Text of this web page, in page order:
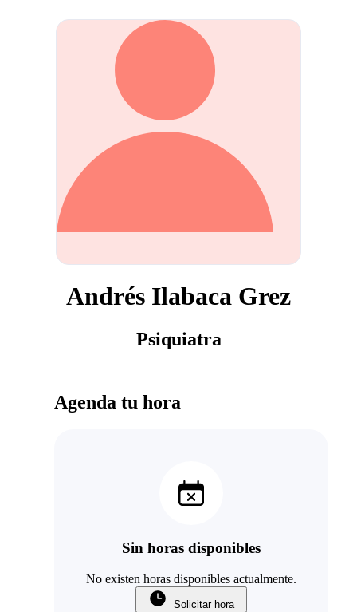
Andrés Ilabaca Grez
Psiquiatra
Agenda tu hora
Sin horas disponibles
No existen horas disponibles actualmente.
Solicitar hora